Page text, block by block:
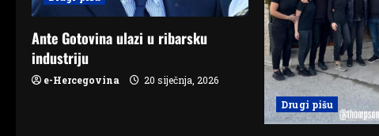
a
t
i
Ante Gotovina ulazi u ribarsku
industriju
e-Hercegovina
20 siječnja, 2026
Drugi pišu